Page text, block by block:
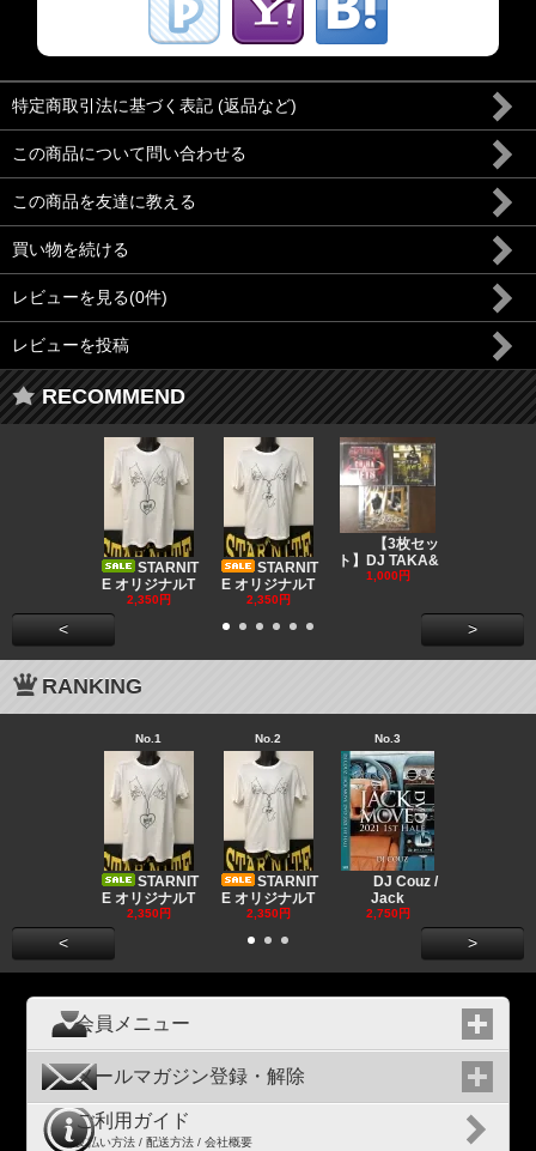
特定商取引法に基づく表記 (返品など)
この商品について問い合わせる
この商品を友達に教える
買い物を続ける
レビューを見る(0件)
レビューを投稿
RECOMMEND
STARNIT
E オリジナルT
2,350円
STARNIT
E オリジナルT
2,350円
【3枚セッ
ト】DJ TAKA&
1,000円
< >
RANKING
No.1
STARNIT
E オリジナルT
2,350円
No.2
STARNIT
E オリジナルT
2,350円
No.3
DJ Couz /
Jack
2,750円
< >
会員メニュー
メールマガジン登録・解除
ご利用ガイド
支払い方法 / 配送方法 / 会社概要